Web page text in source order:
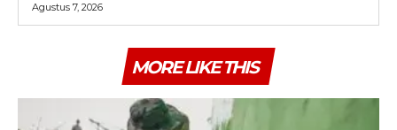
Agustus 7, 2026
MORE LIKE THIS